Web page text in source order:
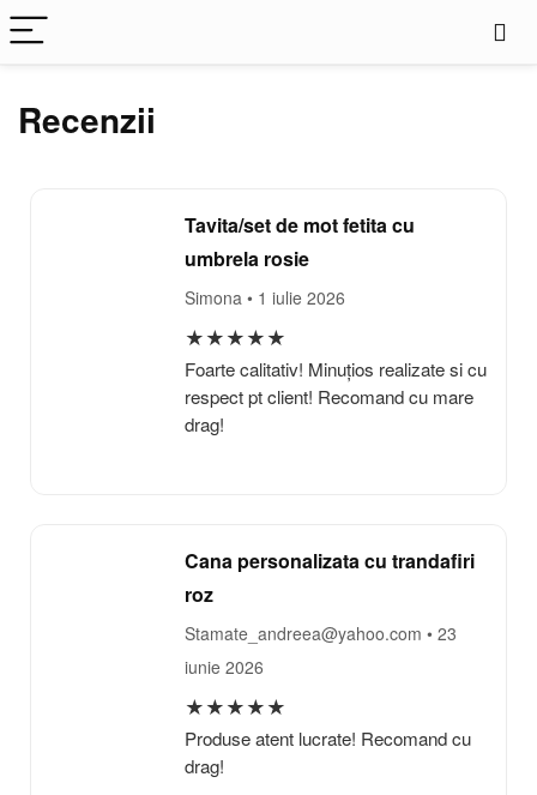
Recenzii
Tavita/set de mot fetita cu
umbrela rosie
Simona • 1 iulie 2026
★★★★★
Foarte calitativ! Minuțios realizate si cu
respect pt client! Recomand cu mare
drag!
Cana personalizata cu trandafiri
roz
Stamate_andreea@yahoo.com • 23
iunie 2026
★★★★★
Produse atent lucrate! Recomand cu
drag!